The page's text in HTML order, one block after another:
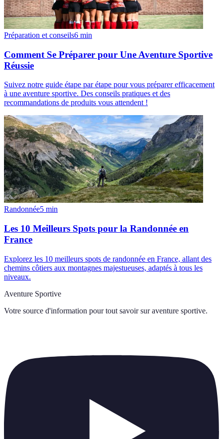
Préparation et conseils6 min
Comment Se Préparer pour Une Aventure Sportive
Réussie
Suivez notre guide étape par étape pour vous préparer efficacement
à une aventure sportive. Des conseils pratiques et des
recommandations de produits vous attendent !
Randonnée5 min
Les 10 Meilleurs Spots pour la Randonnée en
France
Explorez les 10 meilleurs spots de randonnée en France, allant des
chemins côtiers aux montagnes majestueuses, adaptés à tous les
niveaux.
Aventure Sportive
Votre source d'information pour tout savoir sur aventure sportive.